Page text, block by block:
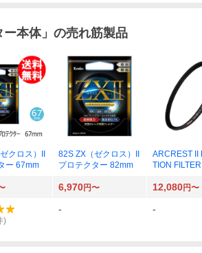
ー本体」の売れ筋製品
クロス）II
ー 67mm
82S ZX（ゼクロス）II
プロテクター 82mm
ARCREST II
TION
6,970円〜 12,080円〜
)
- -